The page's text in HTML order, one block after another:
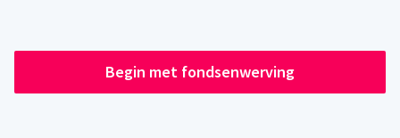
Begin met fondsenwerving